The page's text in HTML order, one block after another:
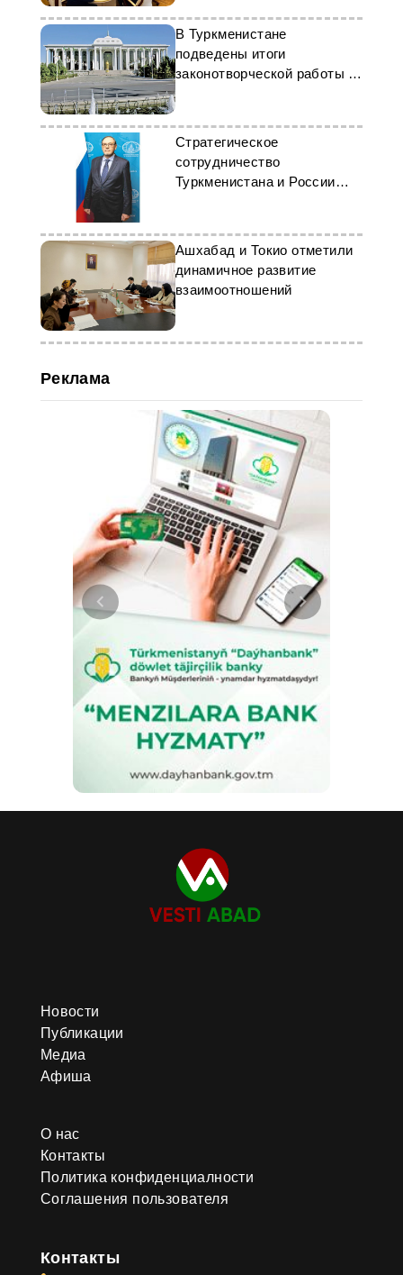
В Туркменистане
подведены итоги
законотворческой работы за
9 месяцев 2024 года
Стратегическое
сотрудничество
Туркменистана и России
Ашхабад и Токио отметили
динамичное развитие
взаимоотношений
Реклама
Новости
Публикации
Медиа
Афиша
О нас
Контакты
Политика конфиденциалности
Соглашения пользователя
Контакты